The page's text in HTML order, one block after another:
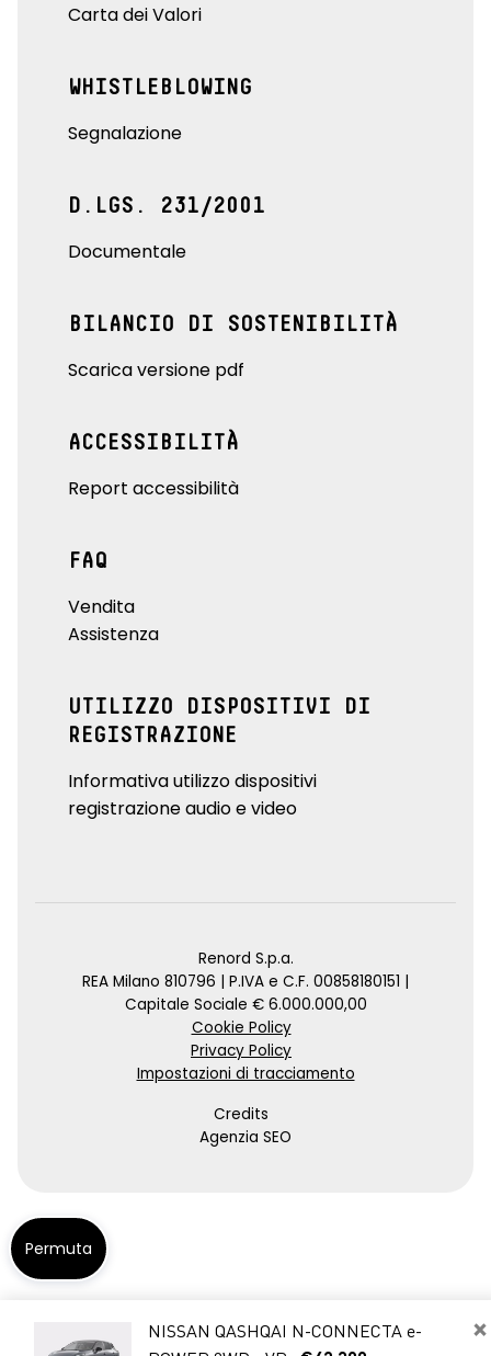
×
NISSAN QASHQAI N-CONNECTA e-
Carta dei Valori
WHISTLEBLOWING
Segnalazione
D.LGS. 231/2001
Documentale
BILANCIO DI SOSTENIBILITÀ
Scarica versione pdf
ACCESSIBILITÀ
Report accessibilità
FAQ
Vendita
Assistenza
UTILIZZO DISPOSITIVI DI
REGISTRAZIONE
Informativa utilizzo dispositivi
registrazione audio e video
Renord S.p.a.
REA Milano 810796 | P.IVA e C.F. 00858180151 |
Capitale Sociale € 6.000.000,00
Cookie Policy
Privacy Policy
Impostazioni di tracciamento
Credits
Agenzia SEO
Permuta